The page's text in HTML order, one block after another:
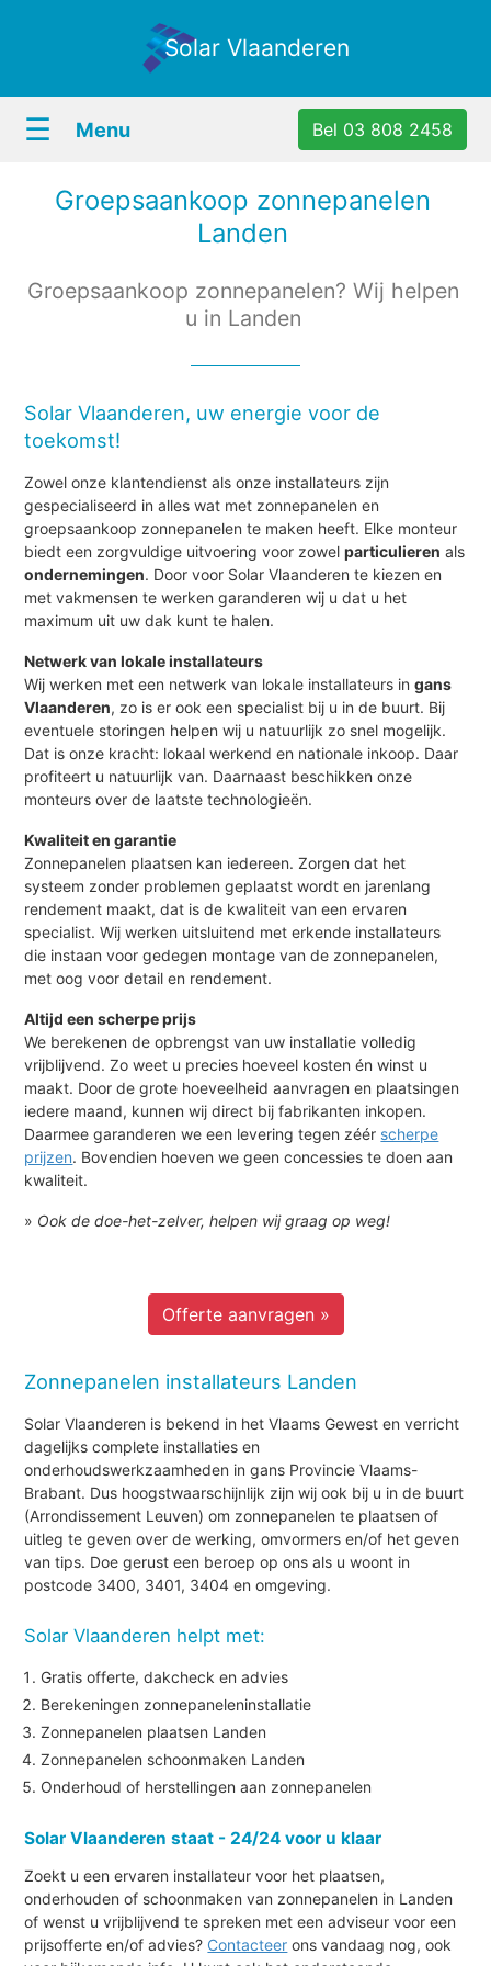
Solar Vlaanderen
☰ Menu Bel 03 808 2458
Groepsaankoop zonnepanelen
Landen
Groepsaankoop zonnepanelen? Wij helpen
u in Landen
Solar Vlaanderen, uw energie voor de
toekomst!
Zowel onze klantendienst als onze installateurs zijn
gespecialiseerd in alles wat met zonnepanelen en
groepsaankoop zonnepanelen te maken heeft. Elke monteur
biedt een zorgvuldige uitvoering voor zowelparticulieren als
ondernemingen. Door voor Solar Vlaanderen te kiezen en
met vakmensen te werken garanderen wij u dat u het
maximum uit uw dak kunt te halen.
Netwerk van lokale installateurs
Wij werken met een netwerk van lokale installateurs ingans
Vlaanderen, zo is er ook een specialist bij u in de buurt. Bij
eventuele storingen helpen wij u natuurlijk zo snel mogelijk.
Dat is onze kracht: lokaal werkend en nationale inkoop. Daar
profiteert u natuurlijk van. Daarnaast beschikken onze
monteurs over de laatste technologieën.
Kwaliteit en garantie
Zonnepanelen plaatsen kan iedereen. Zorgen dat het
systeem zonder problemen geplaatst wordt en jarenlang
rendement maakt, dat is de kwaliteit van een ervaren
specialist. Wij werken uitsluitend met erkende installateurs
die instaan voor gedegen montage van de zonnepanelen,
met oog voor detail en rendement.
Altijd een scherpe prijs
We berekenen de opbrengst van uw installatie volledig
vrijblijvend. Zo weet u precies hoeveel kosten én winst u
maakt. Door de grote hoeveelheid aanvragen en plaatsingen
iedere maand, kunnen wij direct bij fabrikanten inkopen.
Daarmee garanderen we een levering tegen zéér scherpe
prijzen. Bovendien hoeven we geen concessies te doen aan
kwaliteit.
» Ook de doe-het-zelver, helpen wij graag op weg!
Offerte aanvragen »
Zonnepanelen installateurs Landen
Solar Vlaanderen is bekend in het Vlaams Gewest en verricht
dagelijks complete installaties en
onderhoudswerkzaamheden in gans Provincie Vlaams-
Brabant. Dus hoogstwaarschijnlijk zijn wij ook bij u in de buurt
(Arrondissement Leuven) om zonnepanelen te plaatsen of
uitleg te geven over de werking, omvormers en/of het geven
van tips. Doe gerust een beroep op ons als u woont in
postcode 3400, 3401, 3404 en omgeving.
Solar Vlaanderen helpt met:
Gratis offerte, dakcheck en advies
Berekeningen zonnepaneleninstallatie
Zonnepanelen plaatsen Landen
Zonnepanelen schoonmaken Landen
Onderhoud of herstellingen aan zonnepanelen
Solar Vlaanderen staat - 24/24 voor u klaar
Zoekt u een ervaren installateur voor het plaatsen,
onderhouden of schoonmaken van zonnepanelen in Landen
of wenst u vrijblijvend te spreken met een adviseur voor een
prijsofferte en/of advies? Contacteer ons vandaag nog, ook